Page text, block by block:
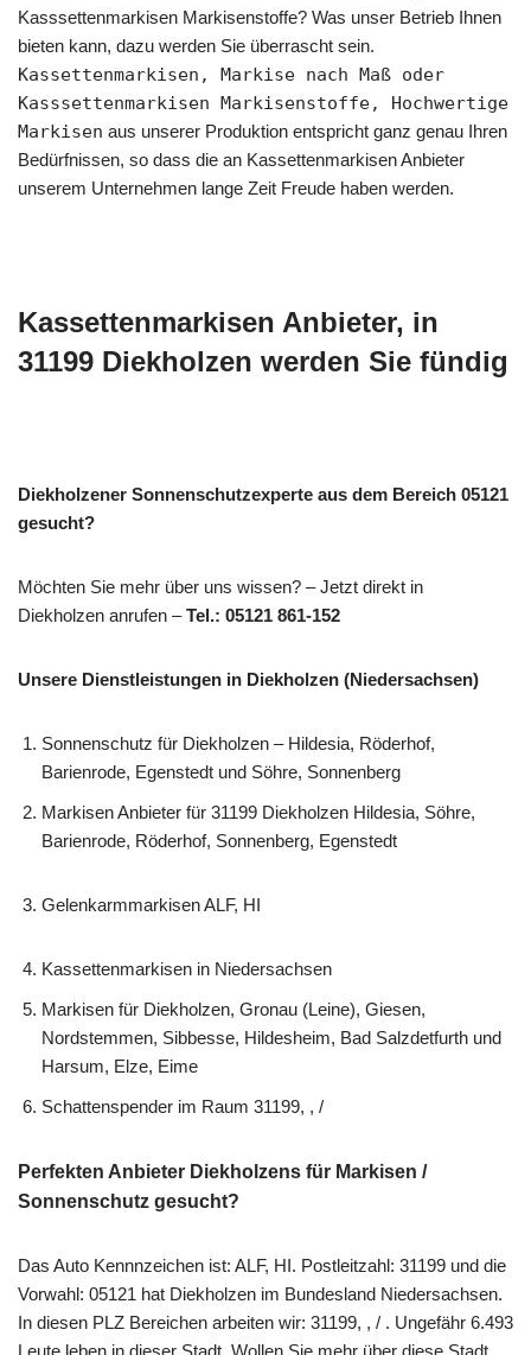
Kasssettenmarkisen Markisenstoffe? Was unser Betrieb Ihnen
bieten kann, dazu werden Sie überrascht sein.
Kassettenmarkisen, Markise nach Maß oder
Kasssettenmarkisen Markisenstoffe, Hochwertige
Markisen aus unserer Produktion entspricht ganz genau Ihren
Bedürfnissen, so dass die an Kassettenmarkisen Anbieter
unserem Unternehmen lange Zeit Freude haben werden.
Kassettenmarkisen Anbieter, in
31199 Diekholzen werden Sie fündig
Diekholzener Sonnenschutzexperte aus dem Bereich 05121
gesucht?
Möchten Sie mehr über uns wissen? – Jetzt direkt in
Diekholzen anrufen –Tel.: 05121 861-152
Unsere Dienstleistungen in Diekholzen (Niedersachsen)
Sonnenschutz für Diekholzen – Hildesia, Röderhof,
Barienrode, Egenstedt und Söhre, Sonnenberg
Markisen Anbieter für 31199 Diekholzen Hildesia, Söhre,
Barienrode, Röderhof, Sonnenberg, Egenstedt
Gelenkarmmarkisen ALF, HI
Kassettenmarkisen in Niedersachsen
Markisen für Diekholzen, Gronau (Leine), Giesen,
Nordstemmen, Sibbesse, Hildesheim, Bad Salzdetfurth und
Harsum, Elze, Eime
Schattenspender im Raum 31199, , /
Perfekten Anbieter Diekholzens für Markisen /
Sonnenschutz gesucht?
Das Auto Kennnzeichen ist: ALF, HI. Postleitzahl: 31199 und die
Vorwahl: 05121 hat Diekholzen im Bundesland Niedersachsen.
In diesen PLZ Bereichen arbeiten wir: 31199, , / . Ungefähr 6.493
Leute leben in dieser Stadt. Wollen Sie mehr über diese Stadt